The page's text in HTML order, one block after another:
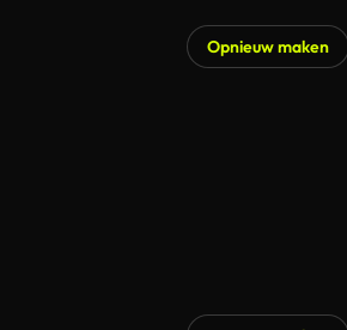
Opnieuw maken